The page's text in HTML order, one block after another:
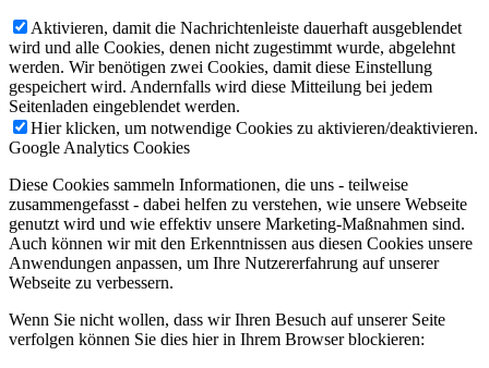
Aktivieren, damit die Nachrichtenleiste dauerhaft ausgeblendet
wird und alle Cookies, denen nicht zugestimmt wurde, abgelehnt
werden. Wir benötigen zwei Cookies, damit diese Einstellung
gespeichert wird. Andernfalls wird diese Mitteilung bei jedem
Seitenladen eingeblendet werden.
Hier klicken, um notwendige Cookies zu aktivieren/deaktivieren.
Google Analytics Cookies
Diese Cookies sammeln Informationen, die uns - teilweise
zusammengefasst - dabei helfen zu verstehen, wie unsere Webseite
genutzt wird und wie effektiv unsere Marketing-Maßnahmen sind.
Auch können wir mit den Erkenntnissen aus diesen Cookies unsere
Anwendungen anpassen, um Ihre Nutzererfahrung auf unserer
Webseite zu verbessern.
Wenn Sie nicht wollen, dass wir Ihren Besuch auf unserer Seite
verfolgen können Sie dies hier in Ihrem Browser blockieren: